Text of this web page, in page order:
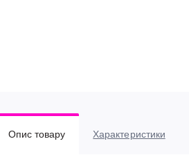
Опис товару Характеристики